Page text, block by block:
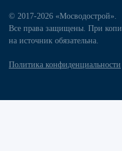
© 2017-2026 «Мосводострой».
Все права защищены. При
на источник обязательна.
Политика конфиденциальности